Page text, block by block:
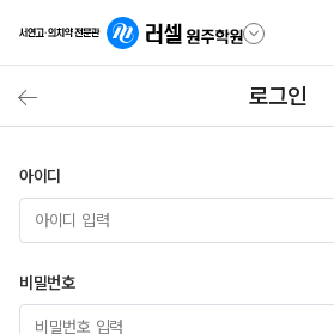
로그인
아이디
비밀번호